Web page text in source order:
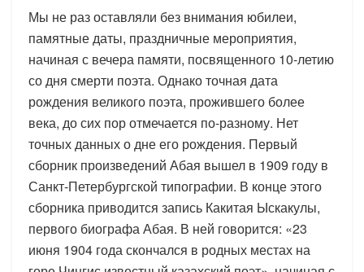
Мы не раз оставляли без внимания юбилеи,
памятные даты, праздничные мероприятия,
начиная с вечера памяти, посвященного 10-летию
со дня смерти поэта. Однако точная дата
рождения великого поэта, прожившего более
века, до сих пор отмечается по-разному. Нет
точных данных о дне его рождения. Первый
сборник произведений Абая вышел в 1909 году в
Санкт-Петербургской типографии. В конце этого
сборника приводится запись Какитая Ыскакулы,
первого биографа Абая. В ней говорится: «23
июня 1904 года скончался в родных местах на